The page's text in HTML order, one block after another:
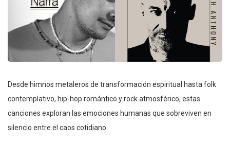
Desde himnos metaleros de transformación espiritual hasta folk
contemplativo, hip-hop romántico y rock atmosférico, estas
canciones exploran las emociones humanas que sobreviven en
silencio entre el caos cotidiano.